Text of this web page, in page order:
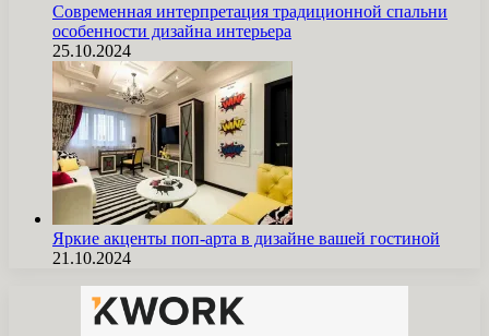
Современная интерпретация традиционной спальни
особенности дизайна интерьера
25.10.2024
Яркие акценты поп-арта в дизайне вашей гостиной
21.10.2024